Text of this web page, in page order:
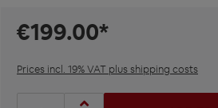
€199.00*
Prices incl. 19% VAT plus shipping costs
Product Quantity: Enter the